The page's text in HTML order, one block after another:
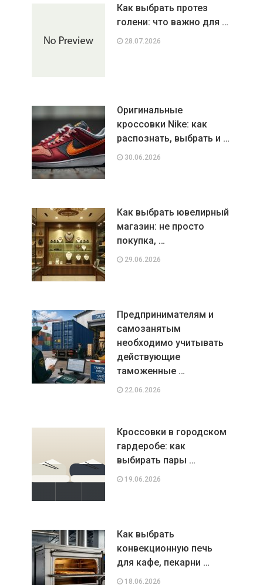
Как выбрать протез
голени: что важно для …
28.07.2026
Оригинальные
кроссовки Nike: как
распознать, выбрать и …
30.06.2026
Как выбрать ювелирный
магазин: не просто
покупка, …
29.06.2026
Предпринимателям и
самозанятым
необходимо учитывать
действующие
таможенные …
22.06.2026
Кроссовки в городском
гардеробе: как
выбирать пары …
19.06.2026
Как выбрать
конвекционную печь
для кафе, пекарни …
18.06.2026